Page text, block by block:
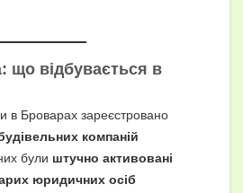
що відбувається в
в Броварах зареєстровано
компаній
були штучно активовані
юридичних осіб